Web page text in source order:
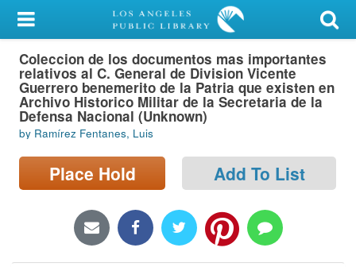
My Account
Library Card
Sign In
Search
Locations/Hours (external
page)
Coleccion de los documentos mas importantes
relativos al C. General de Division Vicente
Guerrero benemerito de la Patria que existen en
Archivo Historico Militar de la Secretaria de la
Defensa Nacional (Unknown)
by Ramírez Fentanes, Luis
Place Hold Add To List